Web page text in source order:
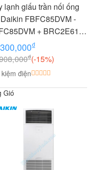
lạnh giấu trần nối ống
FBFC85DVM -
+ BRC2E61
(3.5 Ngựa) Inverter
₫
₫(-15%)
điện
Gió